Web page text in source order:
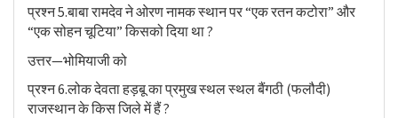
प्रश्न 5.बाबा रामदेव ने ओरण नामक स्थान पर “एक रतन कटोरा” और
“एक सोहन चूटिया” किसको दिया था ?
उत्तर—भोमियाजी को
प्रश्न 6.लोक देवता हड़बू का प्रमुख स्थल स्थल बैंगठी (फलौदी)
राजस्थान के किस जिले में हैं ?